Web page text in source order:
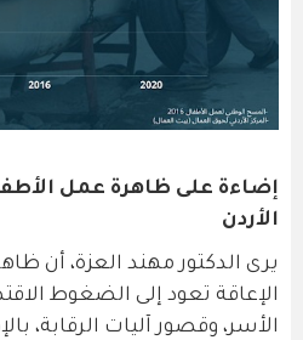
إضاءة على ظاهرة عمل
الأردن
يرى الدكتور مهند العزة، أن
الإعاقة تعود إلى الضغوط
الأسر، وقصور آليات الرقابة،